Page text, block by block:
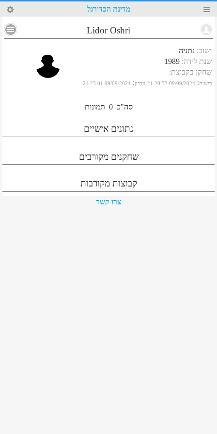
17 מדינת הכדורגל
Lidor Oshri
ישוב: נתניה
שנת לידה:
1989
שחקן בקבוצת:
רישום:
09/09/2024 21:20:53 עדכון:
09/09/2024 21:23:01
סה"כ 0 תמונות
נתונים אישיים
שחקנים מקורבים
קבוצות מקורבות
צרו קשר